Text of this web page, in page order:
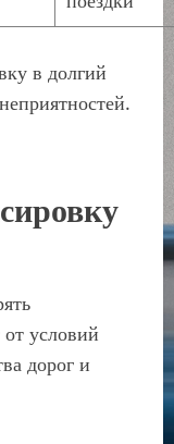
в долгий
условий
дорог и